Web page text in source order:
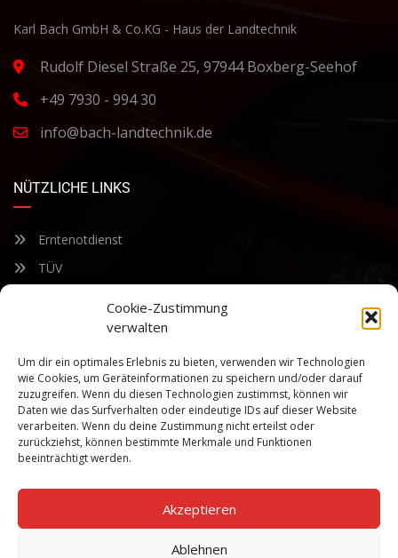
Cookie-Zustimmung
verwalten
Um dir ein optimales Erlebnis zu bieten, verwenden wir Technologien
wie Cookies, um Geräteinformationen zu speichern und/oder darauf
zuzugreifen. Wenn du diesen Technologien zustimmst, können wir
Daten wie das Surfverhalten oder eindeutige IDs auf dieser Website
verarbeiten. Wenn du deine Zustimmung nicht erteilst oder
zurückziehst, können bestimmte Merkmale und Funktionen
beeinträchtigt werden.
Akzeptieren
Ablehnen
Karl Bach GmbH & Co.KG - Haus der Landtechnik
Rudolf Diesel Straße 25, 97944 Boxberg-Seehof
+49 7930 - 994 30
info@bach-landtechnik.de
NÜTZLICHE LINKS
Erntenotdienst
TÜV
Bleiben Sie auf dem Laufenden über unsere sich ständig
weiterentwickelnden Produkteigenschaften und Technologien.
Geben Sie Ihre E-Mail-Adresse ein und abonnieren Sie unseren
Newsletter.